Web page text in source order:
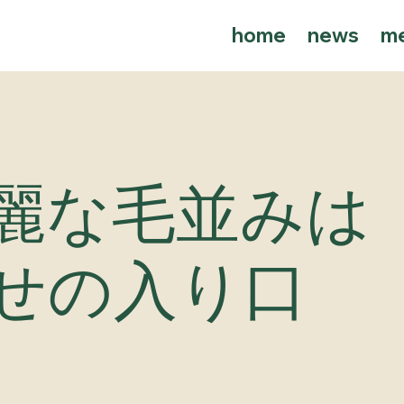
home news
な毛並みは
の入り口